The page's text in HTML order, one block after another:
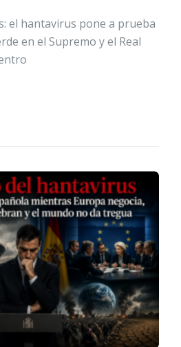
el hantavirus pone a prueba
en el Supremo y el Real